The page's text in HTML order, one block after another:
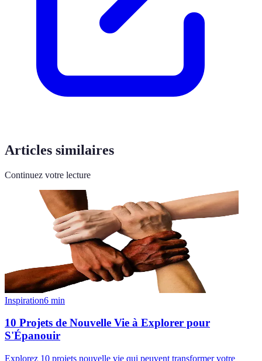
Articles similaires
Continuez votre lecture
Inspiration6 min
10 Projets de Nouvelle Vie à Explorer pour
S'Épanouir
Explorez 10 projets nouvelle vie qui peuvent transformer votre